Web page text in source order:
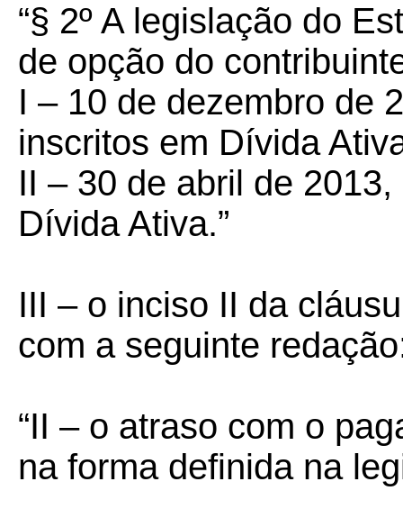
“§ 2º A legislação do
de opção do
I – 10 de dezembro de
inscritos em Dívida
II – 30 de abril de
Dívida Ativa.”
III – o inciso II da
com a seguinte
“II – o atraso com o
na forma definida na